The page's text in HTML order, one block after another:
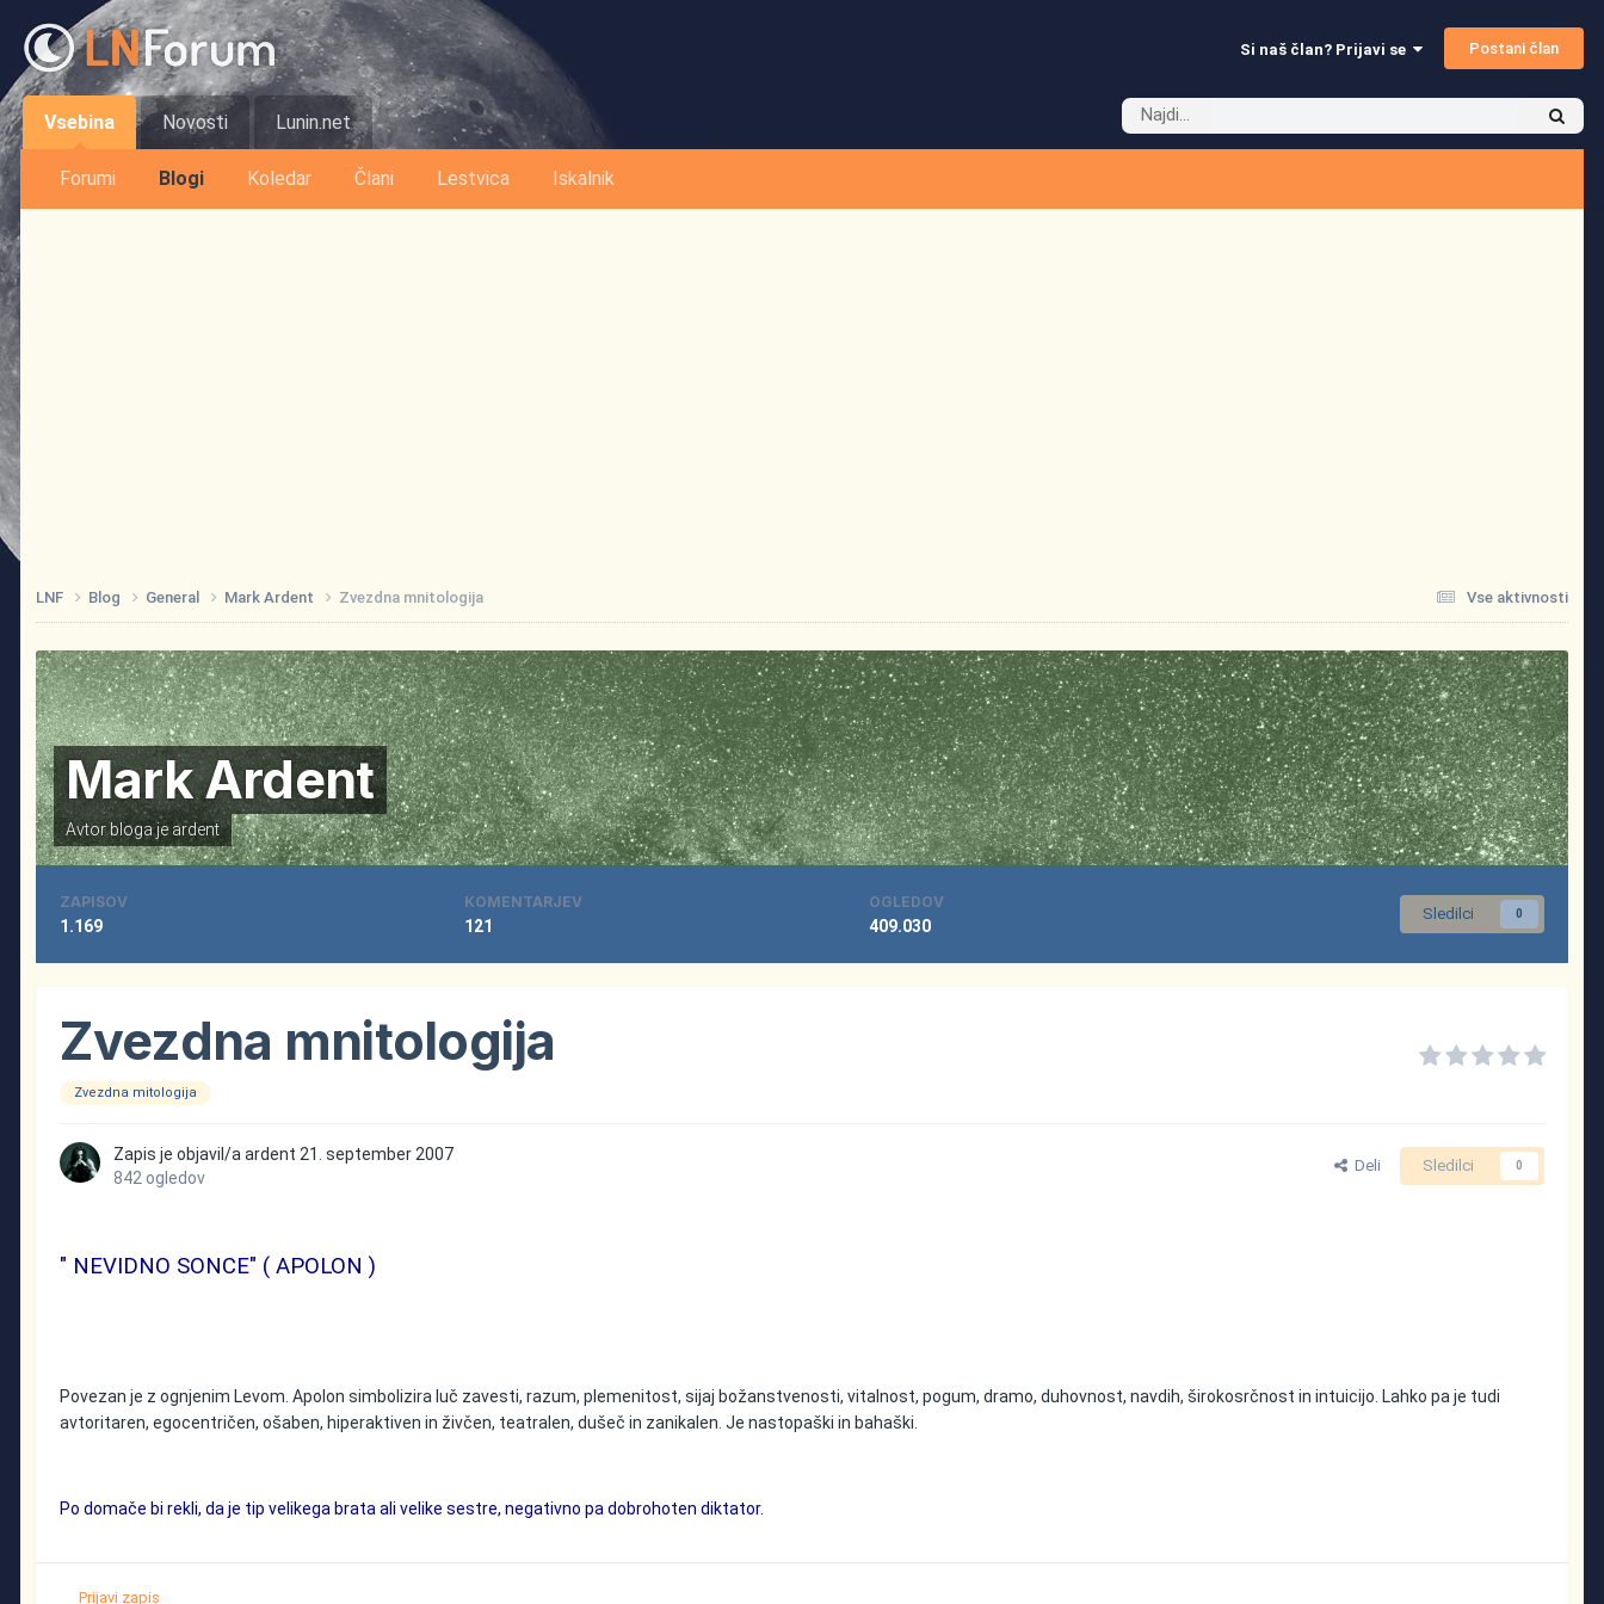
Si naš član? Prijavi se Postani član
Vsebina
Forumi Blogi Koledar Člani Lestvica Iskalnik
Novosti Lunin.net
Vse aktivnosti
LNF Blog General Mark Ardent Zvezdna mnitologija
Mark Ardent
Avtor bloga jeardent
Sledilci 0
ZAPISOV
1.169
KOMENTARJEV
121
OGLEDOV
409.030
Zvezdna mnitologija
Zvezdna mitologija
Zapis je objavil/aardent 21. september 2007
842 ogledov
Deli Sledilci 0
" NEVIDNO SONCE" ( APOLON )
Povezan je z ognjenim Levom. Apolon simbolizira luč zavesti, razum, plemenitost, sijaj božanstvenosti, vitalnost, pogum, dramo, duhovnost, navdih, širokosrčnost in intuicijo. Lahko pa je tudi
avtoritaren, egocentričen, ošaben, hiperaktiven in živčen, teatralen, dušeč in zanikalen. Je nastopaški in bahaški.
Po domače bi rekli, da je tip velikega brata ali velike sestre, negativno pa dobrohoten diktator.
Prijavi zapis